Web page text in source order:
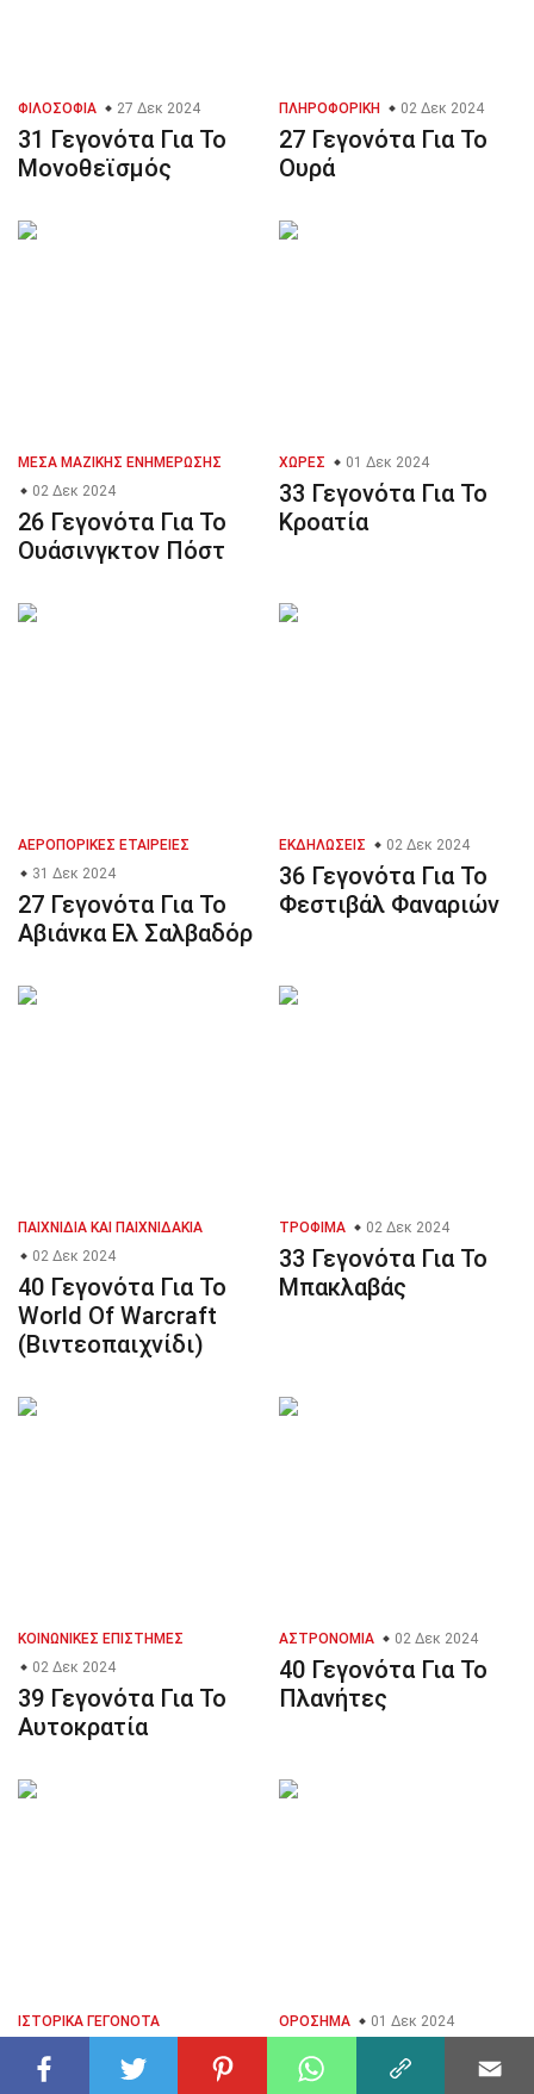
ΦΙΛΟΣΟΦΊΑ 27 Δεκ 2024
31 Γεγονότα Για Το
Μονοθεϊσμός
ΠΛΗΡΟΦΟΡΙΚΉ 02 Δεκ 2024
27 Γεγονότα Για Το
Ουρά
ΜΈΣΑ ΜΑΖΙΚΉΣ ΕΝΗΜΈΡΩΣΗΣ
02 Δεκ 2024
26 Γεγονότα Για Το
Ουάσινγκτον Πόστ
ΧΏΡΕΣ 01 Δεκ 2024
33 Γεγονότα Για Το
Κροατία
ΑΕΡΟΠΟΡΙΚΈΣ ΕΤΑΙΡΕΊΕΣ
31 Δεκ 2024
27 Γεγονότα Για Το
Αβιάνκα Ελ Σαλβαδόρ
ΕΚΔΗΛΏΣΕΙΣ 02 Δεκ 2024
36 Γεγονότα Για Το
Φεστιβάλ Φαναριών
ΠΑΙΧΝΊΔΙΑ ΚΑΙ ΠΑΙΧΝΙΔΆΚΙΑ
02 Δεκ 2024
40 Γεγονότα Για Το
World Of Warcraft
(Βιντεοπαιχνίδι)
ΤΡΌΦΙΜΑ 02 Δεκ 2024
33 Γεγονότα Για Το
Μπακλαβάς
ΚΟΙΝΩΝΙΚΈΣ ΕΠΙΣΤΉΜΕΣ
02 Δεκ 2024
39 Γεγονότα Για Το
Αυτοκρατία
ΑΣΤΡΟΝΟΜΊΑ 02 Δεκ 2024
40 Γεγονότα Για Το
Πλανήτες
ΙΣΤΟΡΙΚΆ ΓΕΓΟΝΌΤΑ
40 Γεγονότα Για Το
ΟΡΌΣΗΜΑ 01 Δεκ 2024
38 Γεγονότα Για Το
Βουνό